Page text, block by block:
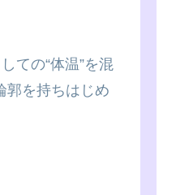
ての“体温”を混
郭を持ちはじめ